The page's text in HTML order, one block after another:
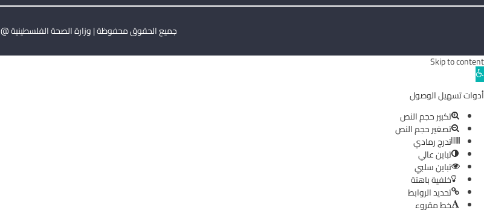
جميع الحقوق محفوظة | وزارة الصحة الفلسطينية @ 2021
Skip to content
Open
toolbar
أدوات تسهيل الوصول
تكبير حجم النص
تصغير حجم النص
تدرج رمادي
تباين عالي
تباين سلبي
خلفية باهتة
تحديد الروابط
خط مقروء